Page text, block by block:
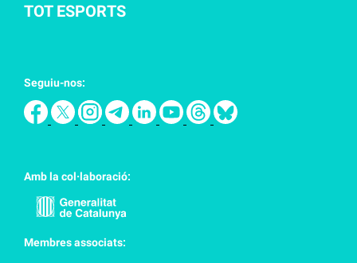
TOT ESPORTS
Seguiu-nos:
Amb la col·laboració:
Membres associats: